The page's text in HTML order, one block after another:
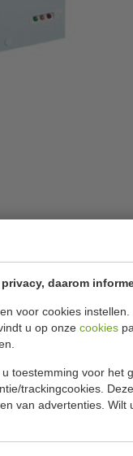
daarom
voor cookies
u op onze cookies
toestemming voor het
trackingcookies.
van advertenties.
voor de kist.